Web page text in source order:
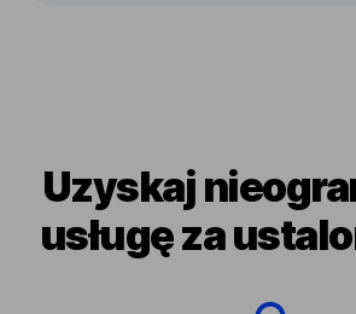
Uzyskaj
usługę za